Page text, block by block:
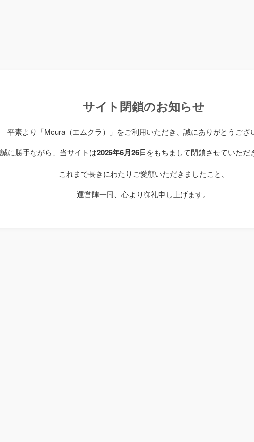
サイト閉鎖のお知らせ
平素より「Mcura（エムクラ）」をご利用いただき、誠にありがとうござ
誠に勝手ながら、当サイトは2026年6月26日をもちまして閉鎖させていただ
これまで長きにわたりご愛顧いただきましたこと、
運営陣一同、心より御礼申し上げます。